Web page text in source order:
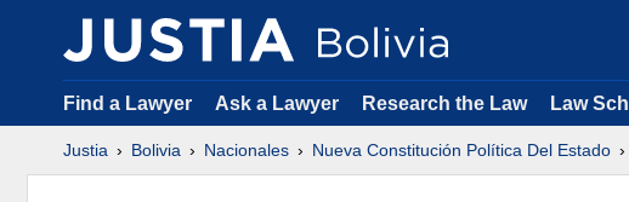
Find a Lawyer Ask a Lawyer Research the Law Law
Justia Bolivia Nacionales Nueva Constitución Política Del Estado